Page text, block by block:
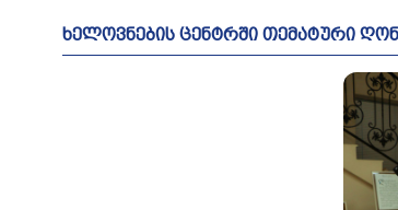
ხელოვნების ცენტრში თემატური